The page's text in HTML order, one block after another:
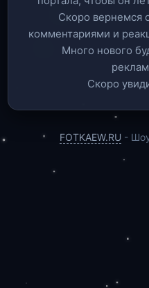
Скоро вернемся
комментариями и
Много нового
Скоро
FOTKAEW.RU -